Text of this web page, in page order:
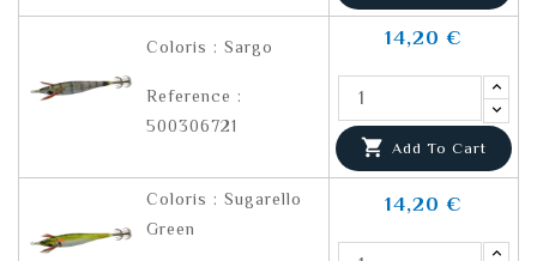
Coloris : Sargo
Reference :
500306721
14,20 €
 Add To Cart
Coloris : Sugarello
Green
14,20 €